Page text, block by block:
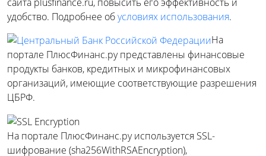
удобство. Подробнее обусловиях использования.
На
портале ПлюсФинанс.ру представлены финансовые
продукты банков, кредитных и микрофинансовых
организаций, имеющие соответствующие разрешения
ЦБРФ.
На портале ПлюсФинанс.ру используется SSL-
шифрование (sha256WithRSAEncryption),